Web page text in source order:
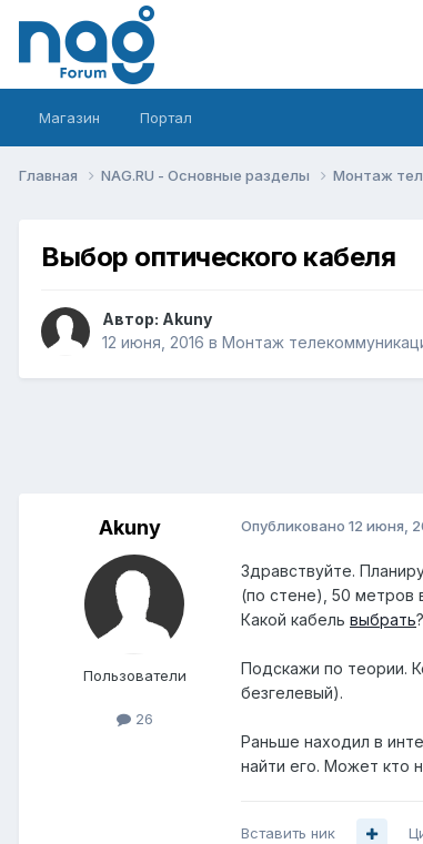
Магазин Портал
Главная NAG.RU - Основные разделы Монтаж
Выбор оптического кабеля
Автор: Akuny
12 июня, 2016 в Монтаж
Akuny
Пользователи
26
Опубликовано 12 июня,
Здравствуйте.
(по стене), 50 метров
Какой кабель выбрать?
Подскажи по теории.
безгелевый).
Раньше находил в
найти его. Может кто
Вставить ник